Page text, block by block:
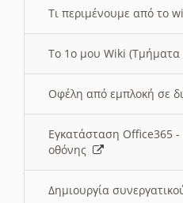
Τι περιμένουμε από το
Το 1ο μου Wiki (Τμήματα
Οφέλη από εμπλοκή σε
Εγκατάσταση Office365
οθόνης
Δημιουργία